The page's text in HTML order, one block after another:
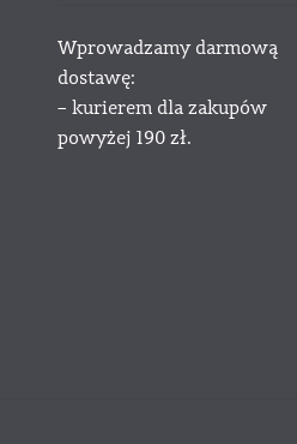
Wprowadzamy darmową
dostawę:
– kurierem dla zakupów
powyżej 190 zł.